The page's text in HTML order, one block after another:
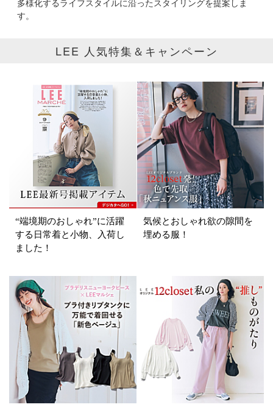
掲載雑誌
円
表示オプション
すべて 新着
SALE商品 予約品
再入荷 ラスト1
在庫あり
カラー
ホワイト ブラック グレー
ベージュ ブラウン オレンジ
イエロー レッド ピンク
パープル ブルー
多様化するライフスタイルに沿ったスタイリングを提案しま
す。
LEE 人気特集＆キャンペーン
“端境期のおしゃれ”に活躍
する日常着と小物、入荷し
ました！
気候とおしゃれ欲の隙間を
埋める服！